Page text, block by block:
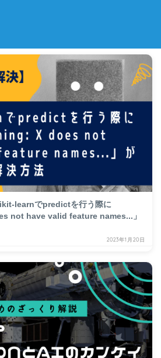
learnでpredictを行う際に
not have valid feature names...」
2023年1月20日